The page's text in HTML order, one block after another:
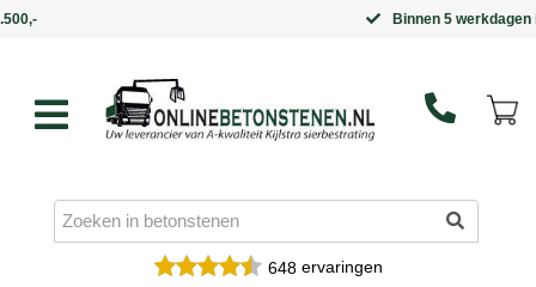
Binnen 5 werkdagen in huis
648ervaringen